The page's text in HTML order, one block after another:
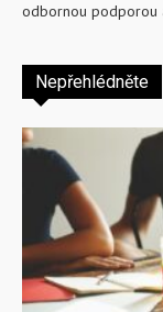
odbornou podporou
Nepřehlédněte